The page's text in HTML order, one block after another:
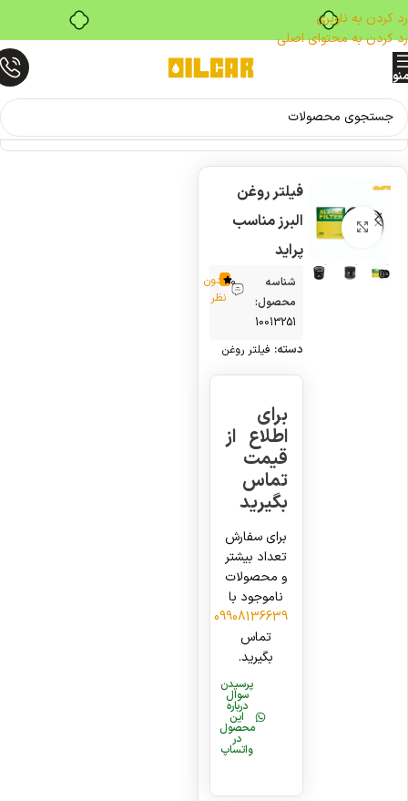
رد کردن به ناوبری
رد کردن به محتوای اصلی
خانه فیلتر روغن
بزرگنمایی تصویر
فیلتر روغن
البرز مناسب
پراید
شناسه
محصول:
10013251
بدون
نظر
0
دسته: فیلتر روغن
برای
اطلاع از
قیمت
تماس
بگیرید
برای سفارش
تعداد بیشتر
و محصولات
ناموجود با
09908136639
تماس
بگیرید.
پرسیدن
سوال
درباره
این
محصول
در
واتساپ